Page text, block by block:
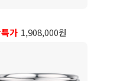
가 1,908,000원